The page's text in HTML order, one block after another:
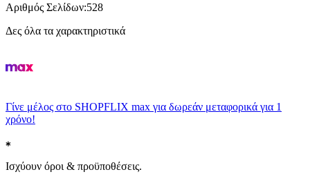
Αριθμός Σελίδων:528
Δες όλα τα χαρακτηριστικά
Γίνε μέλος στο SHOPFLIX max για δωρεάν μεταφορικά για 1
χρόνο!
Ισχύουν όροι & προϋποθέσεις.